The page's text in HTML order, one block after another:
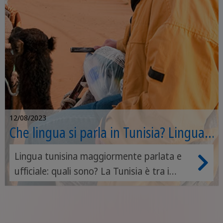
12/08/2023
Che lingua si parla in Tunisia? Lingua
ufficiale tunisina e parlata
Lingua tunisina maggiormente parlata e
ufficiale: quali sono? La Tunisia è tra i
Paesi più incredibili da esplorare, per i suoi